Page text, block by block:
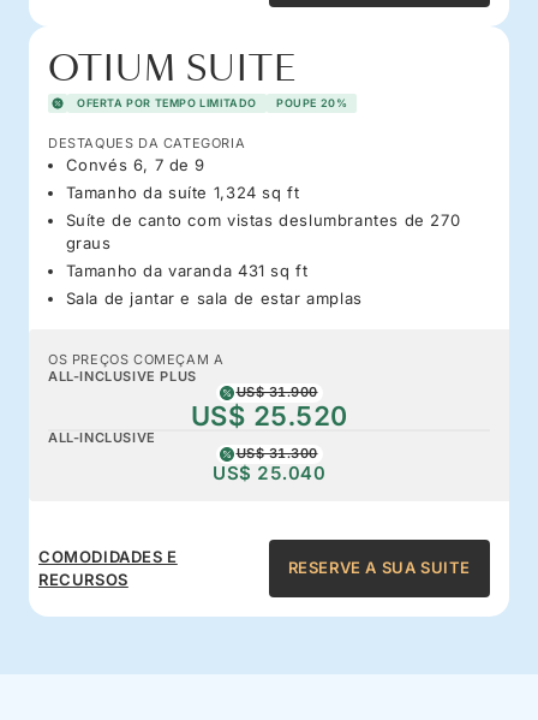
OTIUM SUITE
OFERTA POR TEMPO LIMITADO POUPE 20%
DESTAQUES DA CATEGORIA
Convés 6, 7 de 9
Tamanho da suíte 1,324 sq ft
Suíte de canto com vistas deslumbrantes de 270
graus
Tamanho da varanda 431 sq ft
Sala de jantar e sala de estar amplas
OS PREÇOS COMEÇAM A
ALL-INCLUSIVE PLUS
US$ 31.900
US$ 25.520
ALL-INCLUSIVE
US$ 31.300
US$ 25.040
COMODIDADES E
RECURSOS
RESERVE A SUA SUITE